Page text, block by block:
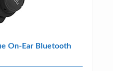
On-Ear Bluetooth